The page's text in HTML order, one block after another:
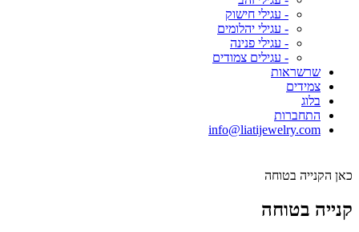
- עגילי חישוק
- עגילי יהלומים
- עגילי פנינה
- עגילים צמודים
שרשראות
צמידים
בלוג
התחברות
info@liatijewelry.com
כאן הקנייה בטוחה
קנייה בטוחה